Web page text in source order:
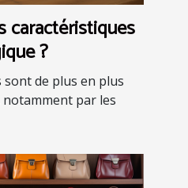
caractéristiques
?
sont de plus en plus
par les